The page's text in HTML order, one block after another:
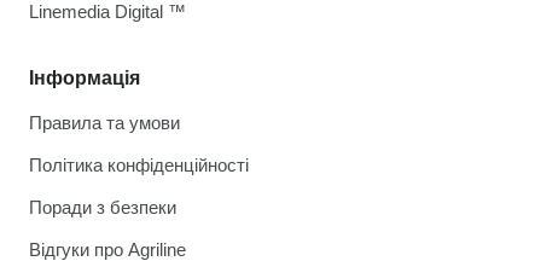
Інформація
Правила та умови
Політика конфіденційності
Поради з безпеки
Відгуки про Agriline
Linemedia Digital ™